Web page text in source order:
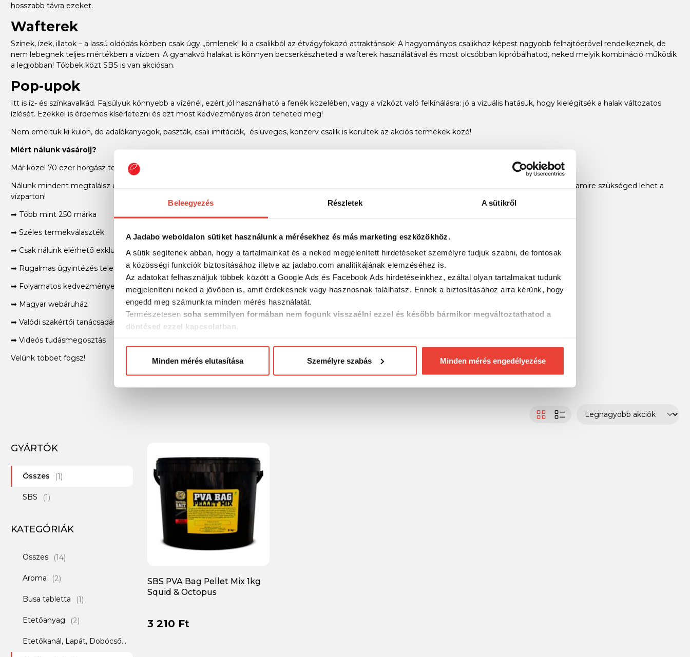
Beleegyezés Részletek A sütikről
A Jadabo weboldalon sütiket használunk a mérésekhez és más marketing eszközökhöz.
A sütik segítenek abban, hogy a tartalmainkat és a neked megjelenített hirdetéseket személyre tudjuk szabni, de fontosak
a közösségi funkciók biztosításához illetve az jadabo.com analitikájának elemzéséhez is.
Az adatokat felhasználjuk többek között a Google Ads és Facebook Ads hirdetéseinkhez, ezáltal olyan tartalmakat tudunk
megjeleníteni neked a jövőben is, amit érdekesnek vagy hasznosnak találhatsz. Ennek a biztosításához arra kérünk, hogy
engedd meg számunkra minden mérés használatát.
Természetesen soha semmilyen formában nem fogunk visszaélni ezzel és később bármikor megváltoztathatod a
döntésed ezzel kapcsolatban.
Minden mérés elutasítása Személyre szabás Minden mérés engedélyezése
hosszabb távra ezeket.
Wafterek
Színek, ízek, illatok – a lassú oldódás közben csak úgy „ömlenek" ki a csalikból az étvágyfokozó attraktánsok! A hagyományos csalikhoz képest nagyobb felhajtóerővel rendelkeznek, de
nem lebegnek teljes mértékben a vízben. A gyanakvó halakat is könnyen becserkészheted a wafterek használátával és most olcsóbban kipróbálhatod, neked melyik kombináció működik
a legjobban! Többek közt SBS is van akciósan.
Pop-upok
Itt is íz- és színkavalkád. Fajsúlyuk könnyebb a vízénél, ezért jól használható a fenék közelében, vagy a vízközt való felkínálásra: jó a vizuális hatásuk, hogy kielégítsék a halak változatos
ízlését. Ezekkel is érdemes kísérletezni és ezt most kedvezményes áron teheted meg!
Nem emeltük ki külön, de adalékanyagok, paszták, csali imitációk, és üveges, konzerv csalik is kerültek az akciós termékek közé!
Miért nálunk vásárolj?
Már közel 70 ezer horgász termék a Jadabo webshopjában!
Nálunk mindent megtalálsz egy helyen: legyen szó feeder, pergető vagy bojlis horgászatról - hagyományos vagy technológiai alapú pecáról, van mindenünk, amire szükséged lehet a
vízparton!
➡ Több mint 250 márka
➡ Széles termékválaszték
➡ Csak nálunk elérhető exkluzív termékek
➡ Rugalmas ügyintézés telefonon is
➡ Folyamatos kedvezmények, akciók
➡ Magyar webáruház
➡ Valódi szakértői tanácsadás világbajnok horgászoktól
➡ Videós tudásmegosztás
Velünk többet fogsz!
GYÁRTÓK
Összes (1)
SBS (1)
KATEGÓRIÁK
Összes (14)
Aroma (2)
Busa tabletta (1)
Etetőanyag (2)
Etetőkanál, Lapát, Dobócső
SBS PVA Bag Pellet Mix 1kg
Squid & Octopus
3 210 Ft